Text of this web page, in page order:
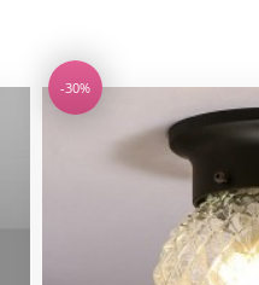
-30%